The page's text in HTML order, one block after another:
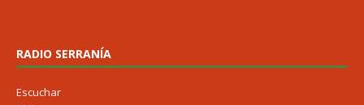
RADIO SERRANÍA
Escuchar